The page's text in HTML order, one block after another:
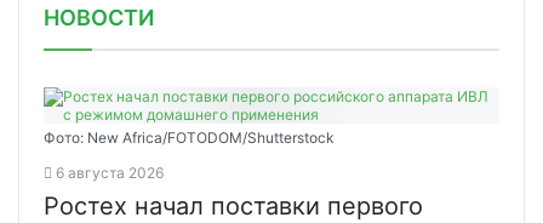
НОВОСТИ
Фото: New Africa/FOTODOM/Shutterstock
6 августа 2026
Ростех начал поставки первого